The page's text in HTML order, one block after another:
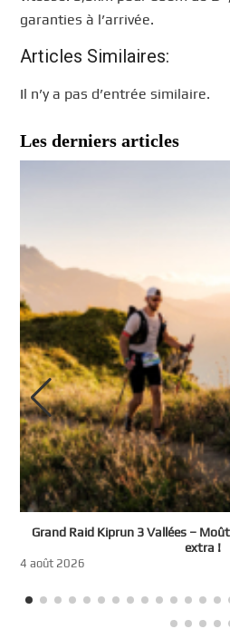
garanties à l’arrivée.
Articles Similaires:
Il n’y a pas d’entrée similaire.
Les derniers articles
Grand Raid Kiprun 3 Vallées –
extra !
4 août 2026